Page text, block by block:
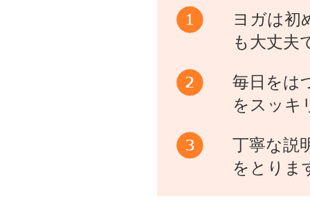
ヨガは初
も大丈夫
毎日をは
をスッキ
丁寧な説
をとりま